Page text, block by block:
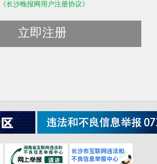
《长沙晚报网用户注册协议》
立即注册